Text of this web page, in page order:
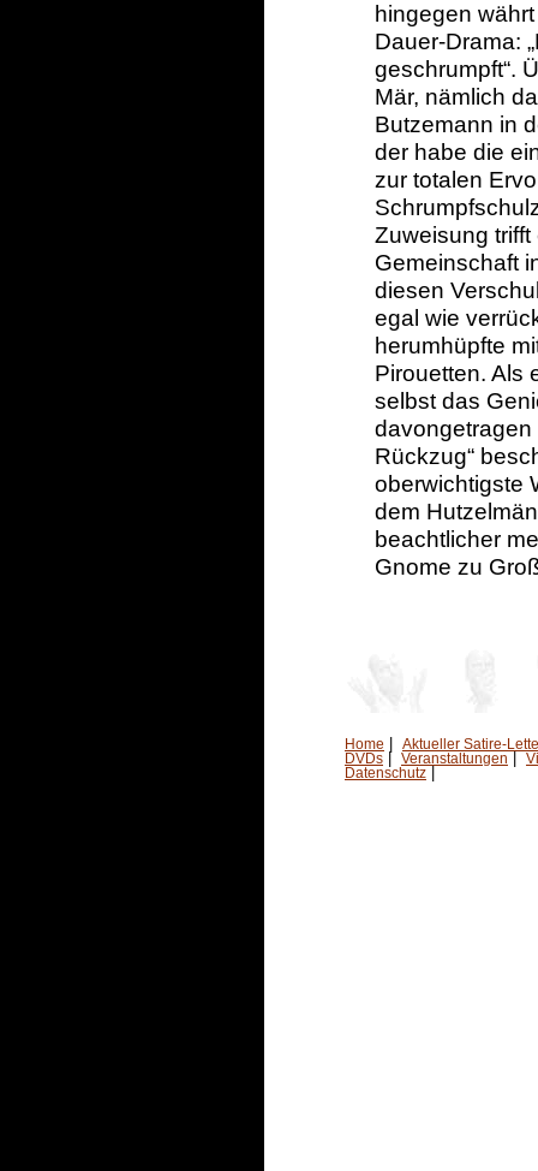
hingegen
Dauer-Drama:
geschrumpft“.
Mär, nämlich
Butzemann in
der habe die
zur totalen
Zuweisung
Gemeinschaft
diesen
egal wie
herumhüpfte
Pirouetten. Als
selbst das
davongetragen
Rückzug“
oberwichtigste
dem
beachtlicher
Gnome zu
Home
Aktueller Satire-
DVDs | Veranstaltungen
Datenschutz